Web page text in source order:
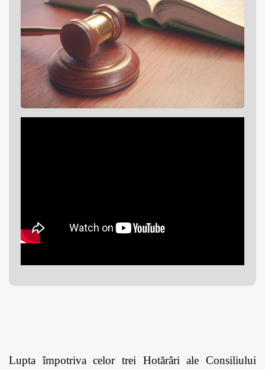
Lupta împotriva celor trei Hotărâri ale Consiliului